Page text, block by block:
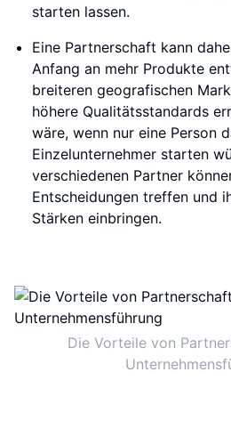
starten lassen.
Eine Partnerschaft kann
Anfang an mehr Produkte
breiteren geografischen
höhere Qualitätsstandards
wäre, wenn nur eine Person
Einzelunternehmer starten
verschiedenen Partner
Entscheidungen treffen und
Stärken einbringen.
Die Vorteile von